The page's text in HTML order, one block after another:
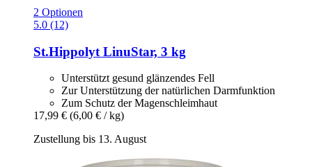
2 Optionen
5.0 (12)
St.Hippolyt LinuStar, 3 kg
Unterstützt gesund glänzendes Fell
Zur Unterstützung der natürlichen Darmfunktion
Zum Schutz der Magenschleimhaut
17,99 € (6,00 € / kg)
Zustellung bis 13. August